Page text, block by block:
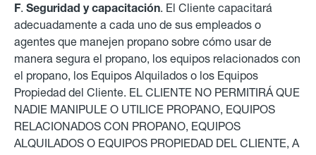
F. Seguridad y capacitación. El Cliente capacitará
adecuadamente a cada uno de sus empleados o
agentes que manejen propano sobre cómo usar de
manera segura el propano, los equipos relacionados con
el propano, los Equipos Alquilados o los Equipos
Propiedad del Cliente. EL CLIENTE NO PERMITIRÁ QUE
NADIE MANIPULE O UTILICE PROPANO, EQUIPOS
RELACIONADOS CON PROPANO, EQUIPOS
ALQUILADOS O EQUIPOS PROPIEDAD DEL CLIENTE, A